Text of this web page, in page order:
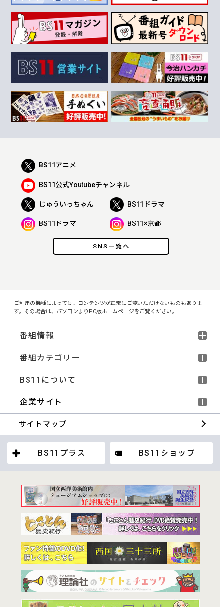
SNS一覧へ
BS11アニメ
BS11公式Youtubeチャンネル
じゅういっちゃん BS11ドラマ
BS11ドラマ BS11×京都
ご利用の機種によっては、コンテンツが正常にご覧いただけないものもありま
す。その場合は、パソコンよりPC版ホームページをご覧ください。
番組情報
番組カテゴリー
BS11について
企業サイト
サイトマップ
BS11プラス BS11ショップ